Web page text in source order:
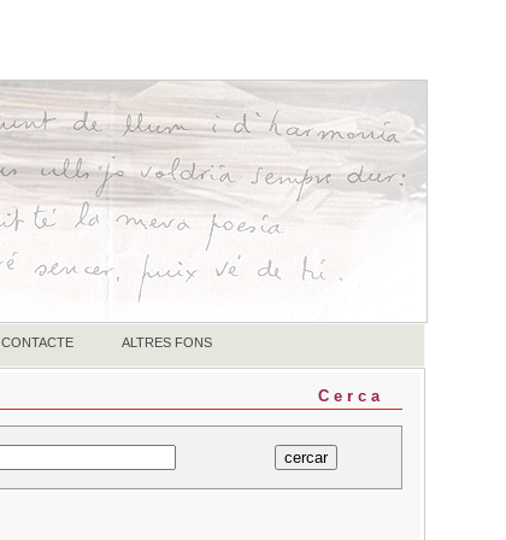
CONTACTE ALTRES FONS
Cerca